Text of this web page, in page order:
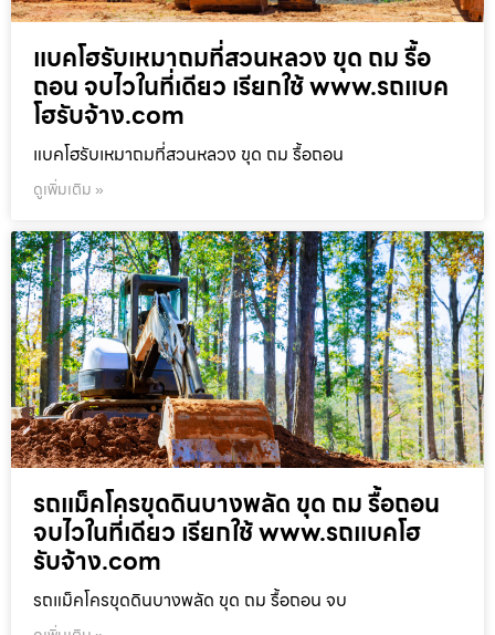
แบคโฮรับเหมาถมที่สวนหลวง ขุด ถม รื้อ
ถอน จบไวในที่เดียว เรียกใช้ www.รถแบค
โฮรับจ้าง.com
แบคโฮรับเหมาถมที่สวนหลวง ขุด ถม รื้อถอน
ดูเพิ่มเติม »
รถแม็คโครขุดดินบางพลัด ขุด ถม รื้อถอน
จบไวในที่เดียว เรียกใช้ www.รถแบคโฮ
รับจ้าง.com
รถแม็คโครขุดดินบางพลัด ขุด ถม รื้อถอน จบ